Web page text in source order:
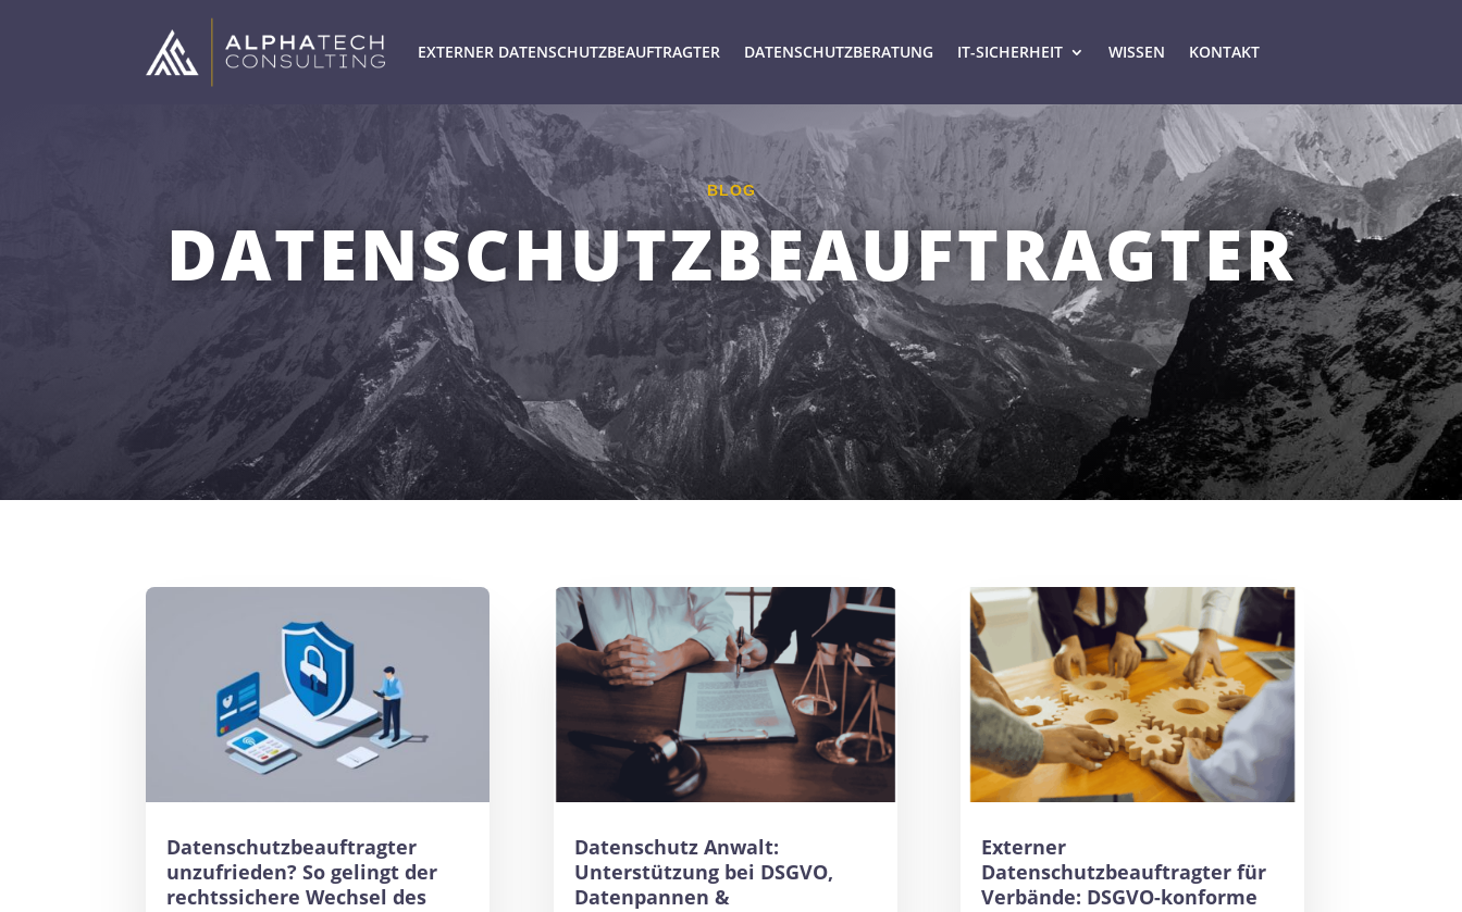
EXTERNER DATENSCHUTZBEAUFTRAGTER DATENSCHUTZBERATUNG IT-SICHERHEIT WISSEN KONTAKT
BLOG
DATENSCHUTZBEAUFTRAGTER
Datenschutzbeauftragter
unzufrieden? So gelingt der
rechtssichere Wechsel des
Datenschutz Anwalt:
Unterstützung bei DSGVO,
Datenpannen &
Externer
Datenschutzbeauftragter für
Verbände: DSGVO-konforme